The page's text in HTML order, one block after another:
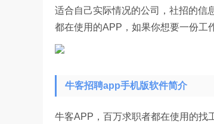
适合自己实际情况的公司，社招的信
都在使用的APP，如果你想要一份工
牛客招聘app手机版软件简介
牛客APP，百万求职者都在使用的找